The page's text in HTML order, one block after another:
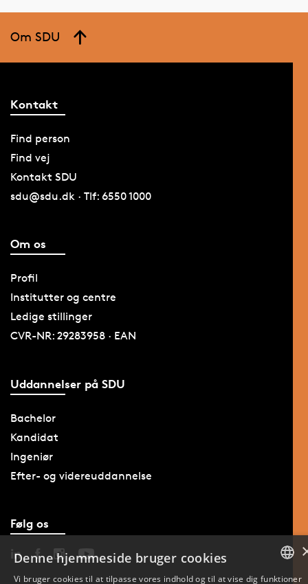
Om SDU
Kontakt
Find person
Find vej
Kontakt SDU
sdu@sdu.dk · Tlf: 6550 1000
Om os
Profil
Institutter og centre
Ledige stillinger
CVR-NR: 29283958 · EAN
Uddannelser på SDU
Bachelor
Kandidat
Ingeniør
Efter- og videreuddannelse
Følg os
Denne hjemmeside bruger cookies
Vi bruger cookies til at tilpasse vores indhold og til at vise dig funktioner